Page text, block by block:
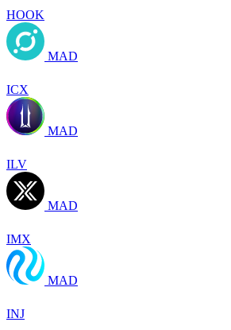
HOOK
MAD
ICX
MAD
ILV
MAD
IMX
MAD
INJ